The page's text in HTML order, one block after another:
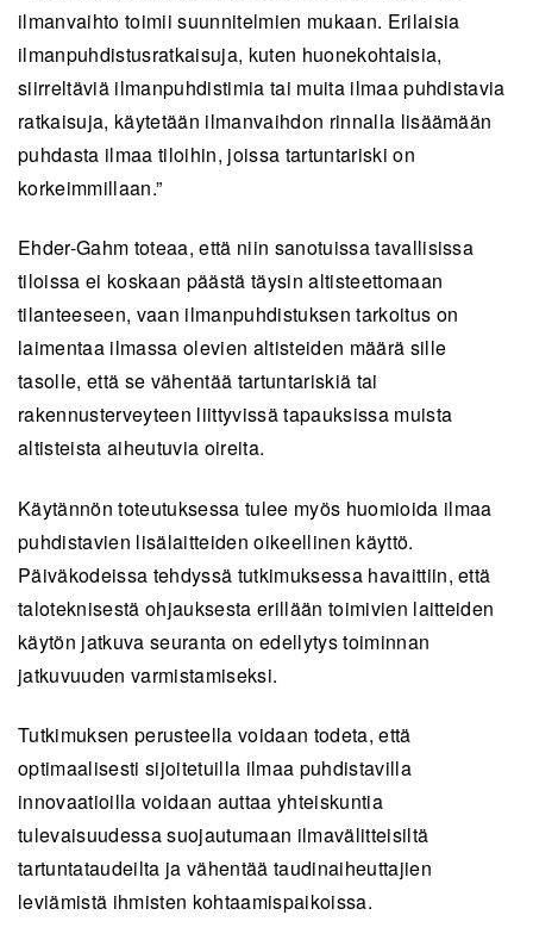
ilmanvaihto toimii suunnitelmien mukaan. Erilaisia
ilmanpuhdistusratkaisuja, kuten huonekohtaisia,
siirreltäviä ilmanpuhdistimia tai muita ilmaa puhdistavia
ratkaisuja, käytetään ilmanvaihdon rinnalla lisäämään
puhdasta ilmaa tiloihin, joissa tartuntariski on
korkeimmillaan.”
Ehder-Gahm toteaa, että niin sanotuissa tavallisissa
tiloissa ei koskaan päästä täysin altisteettomaan
tilanteeseen, vaan ilmanpuhdistuksen tarkoitus on
laimentaa ilmassa olevien altisteiden määrä sille
tasolle, että se vähentää tartuntariskiä tai
rakennusterveyteen liittyvissä tapauksissa muista
altisteista aiheutuvia oireita.
Käytännön toteutuksessa tulee myös huomioida ilmaa
puhdistavien lisälaitteiden oikeellinen käyttö.
Päiväkodeissa tehdyssä tutkimuksessa havaittiin, että
taloteknisestä ohjauksesta erillään toimivien laitteiden
käytön jatkuva seuranta on edellytys toiminnan
jatkuvuuden varmistamiseksi.
Tutkimuksen perusteella voidaan todeta, että
optimaalisesti sijoitetuilla ilmaa puhdistavilla
innovaatioilla voidaan auttaa yhteiskuntia
tulevaisuudessa suojautumaan ilmavälitteisiltä
tartuntataudeilta ja vähentää taudinaiheuttajien
leviämistä ihmisten kohtaamispaikoissa.